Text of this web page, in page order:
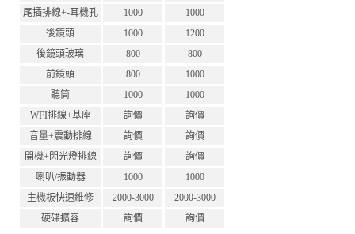
尾插排線+-耳機孔
1000
1000
後鏡頭
1000
1200
後鏡頭玻璃
800
800
前鏡頭
800
1000
聽筒
1000
1000
WFI排線+基座
詢價
詢價
音量+震動排線
詢價
詢價
開機+閃光燈排線
詢價
詢價
喇叭/振動器
1000
1000
主機板快速維修
2000-3000
2000-3000
硬碟擴容
詢價 詢價